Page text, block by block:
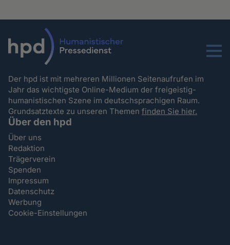
Menu
Der hpd ist mit mehreren Millionen Seitenaufrufen im
Jahr das wichtigste Online-Medium der freigeistig-
humanistischen Szene im deutschsprachigen Raum.
Grundsatztexte zu unseren Themenfinden Sie hier.
Über den hpd
Über uns
Redaktion
Trägerverein
Spenden
Impressum
Datenschutz
Werbung
Cookie-Einstellungen